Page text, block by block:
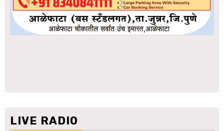
LIVE RADIO